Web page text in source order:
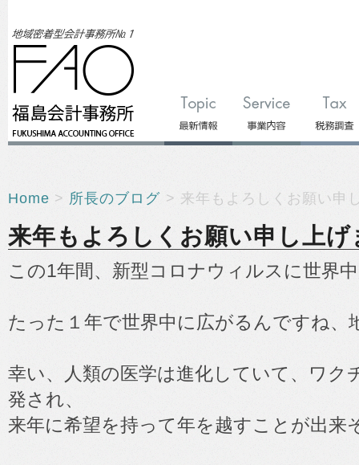
Home > 所長のブログ > 来年もよろしくお願い申
来年もよろしくお願い申し上げ
この1年間、新型コロナウィルスに世界
たった１年で世界中に広がるんですね、
幸い、人類の医学は進化していて、ワク
発され、
来年に希望を持って年を越すことが出来